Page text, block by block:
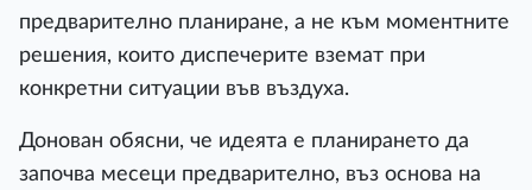
предварително планиране, а не към моментните
решения, които диспечерите вземат при
конкретни ситуации във въздуха.
Донован обясни, че идеята е планирането да
започва месеци предварително, въз основа на